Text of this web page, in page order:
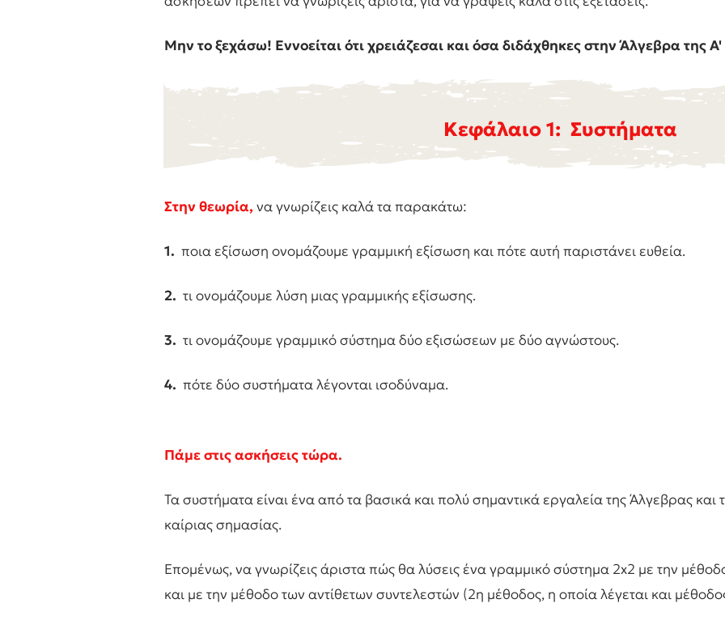
Μην το ξεχάσω! Εννοείται ότι χρειάζεσαι και όσα διδάχθηκες στην Άλγεβρα της Α'
Κεφάλαιο 1: Συστήματα
Στην θεωρία, να γνωρίζεις καλά τα παρακάτω:
1. ποια εξίσωση ονομάζουμε γραμμική εξίσωση και πότε αυτή παριστάνει ευθεία.
2. τι ονομάζουμε λύση μιας γραμμικής εξίσωσης.
3. τι ονομάζουμε γραμμικό σύστημα δύο εξισώσεων με δύο αγνώστους.
4. πότε δύο συστήματα λέγονται ισοδύναμα.
Πάμε στις ασκήσεις τώρα.
Τα συστήματα είναι ένα από τα βασικά και πολύ σημαντικά εργαλεία της Άλγεβρας και
καίριας σημασίας.
Επομένως, να γνωρίζεις άριστα πώς θα λύσεις ένα γραμμικό σύστημα 2x2 με την
και με την μέθοδο των αντίθετων συντελεστών (2η μέθοδος, η οποία λέγεται και